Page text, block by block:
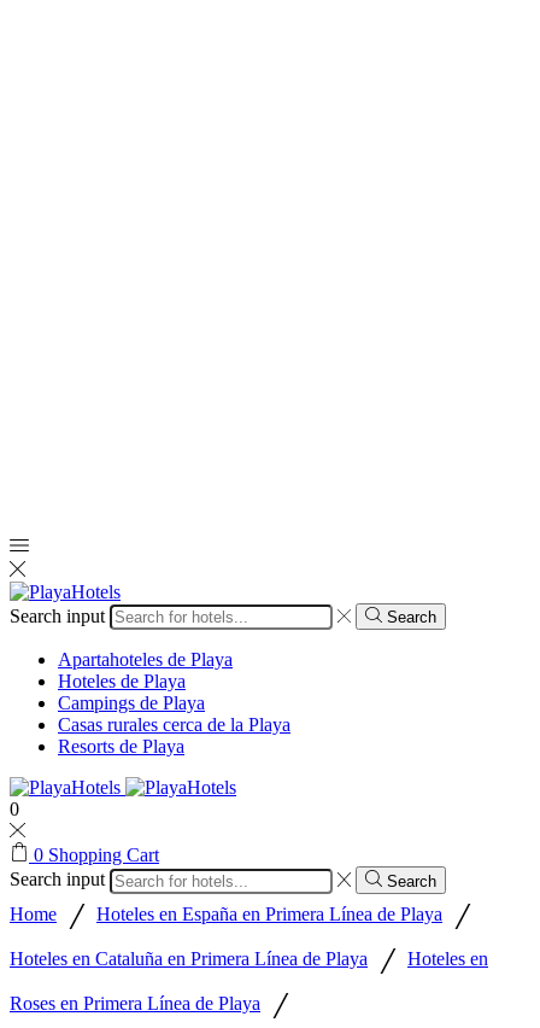
Search input Search
Apartahoteles de Playa
Hoteles de Playa
Campings de Playa
Casas rurales cerca de la Playa
Resorts de Playa
0
0 Shopping Cart
Search input
Search
Home / Hoteles en España en Primera Línea de Playa /
Hoteles en Cataluña en Primera Línea de Playa / Hoteles en
Roses en Primera Línea de Playa /